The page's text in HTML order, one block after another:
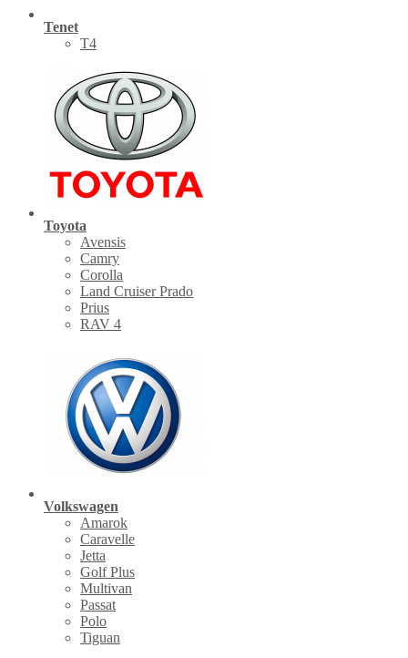
Tenet
Т4
Toyota
Avensis
Camry
Corolla
Land Cruiser Prado
Prius
RAV 4
Volkswagen
Amarok
Caravelle
Jetta
Golf Plus
Multivan
Passat
Polo
Tiguan